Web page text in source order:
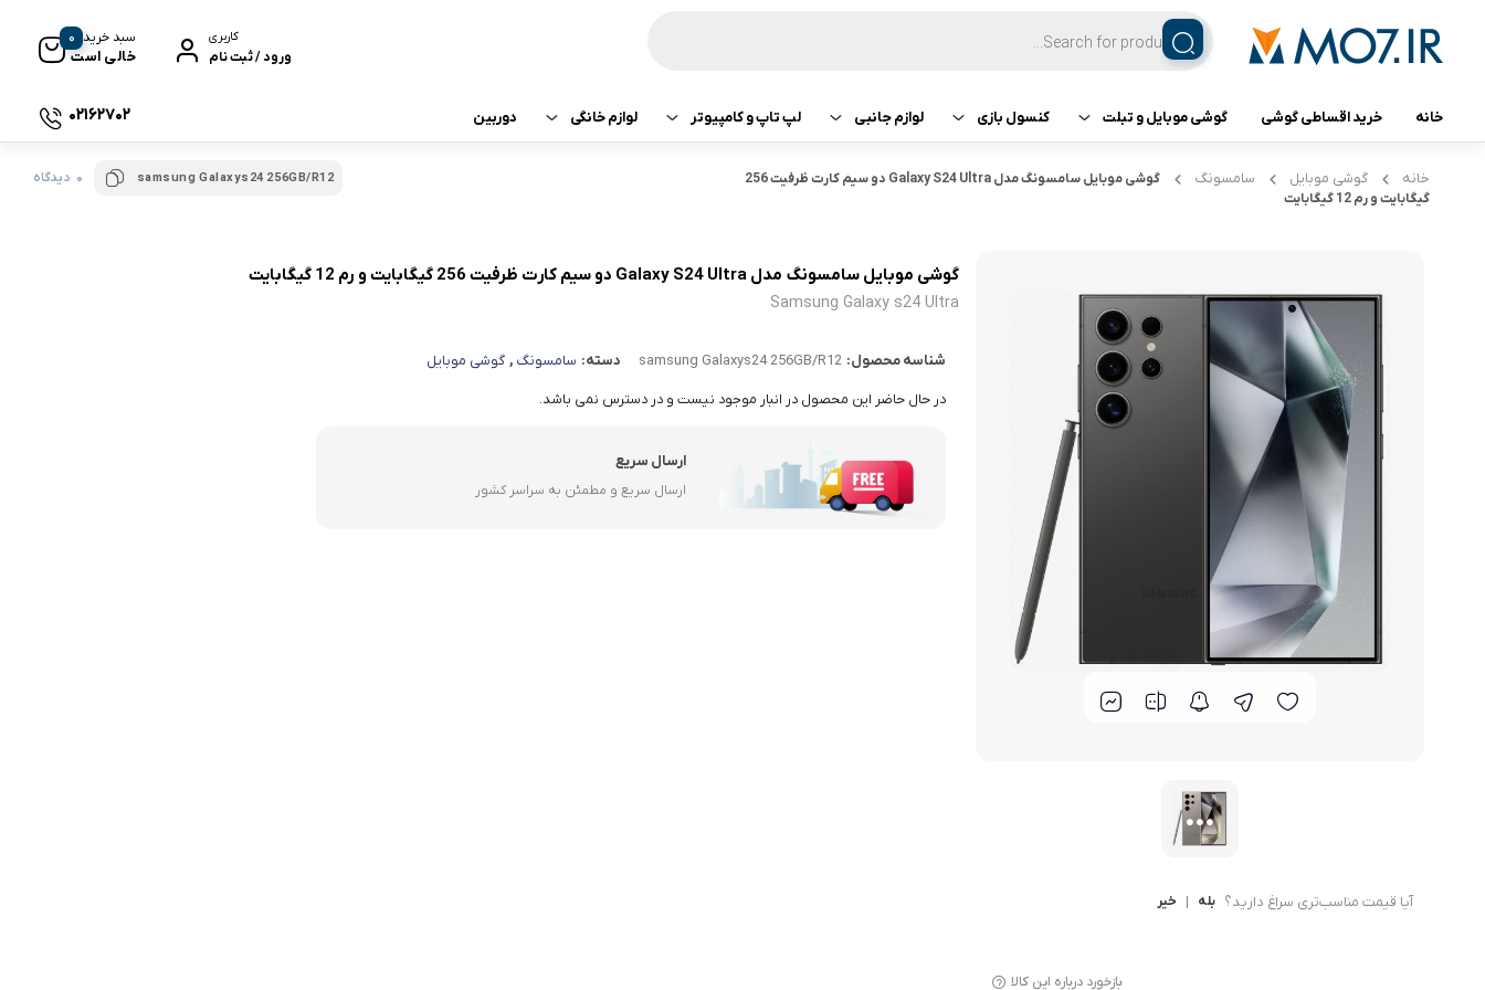
کاربری
ورود / ثبت نام
سبد خرید
خالی است
0
خانه خرید اقساطی گوشی گوشی موبایل و تبلت
تبلت تبلت اپل
تبلت لنوو
گوشی شیائومی
گوشی ناتینگ فون
گوشی نوکیا
کنسول بازی
کنسول بازی سونی
لوازم جانبی
هدفون و هندزفری
هندزفری شیائومی
لپ تاپ و کامپیوتر
پرینتر
کامپیوتر
لوازم خانگی
ماشین لباسشویی
یخچال
دوربین 02162702
خانه گوشی موبایل سامسونگ
گوشی موبایل سامسونگ مدل Galaxy S24 Ultra دو سیم کارت ظرفیت 256
گیگابایت و رم 12 گیگابایت
samsung Galaxys24 256GB/R12 0 دیدگاه
آیا قیمت مناسب‌تری سراغ دارید؟ بله | خیر
بازخورد درباره این کالا
گوشی موبایل سامسونگ مدل Galaxy S24 Ultra دو سیم کارت ظرفیت 256 گیگابایت و رم 12 گیگابایت
Samsung Galaxy s24 Ultra
شناسه محصول: samsung Galaxys24 256GB/R12 دسته: سامسونگ , گوشی موبایل
در حال حاضر این محصول در انبار موجود نیست و در دسترس نمی باشد.
ارسال سریع
ارسال سریع و مطمئن به سراسر کشور